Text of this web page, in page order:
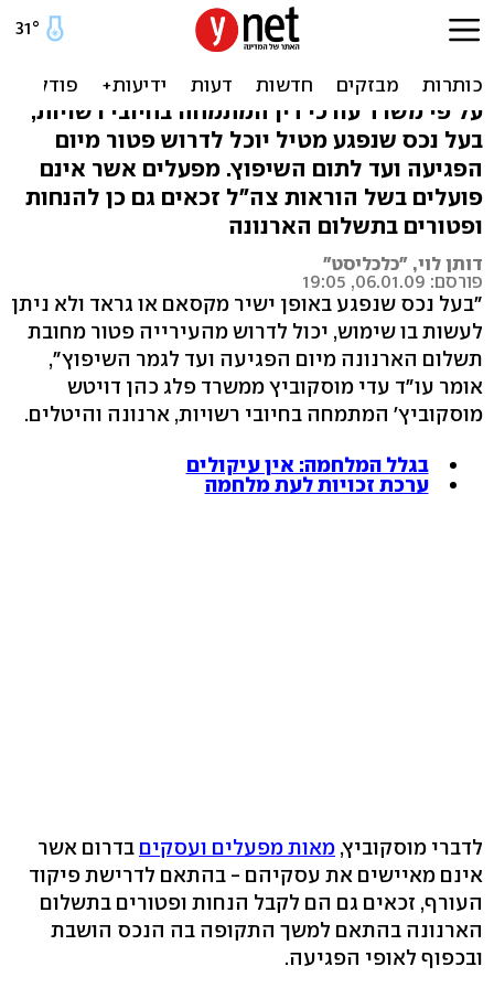
ביתך נפגע מטיל? אולי תקבל
פטור מארנונה
על פי משרד עורכי דין המתמחה בחיובי רשויות,
בעל נכס שנפגע מטיל יוכל לדרוש פטור מיום
הפגיעה ועד לתום השיפוץ. מפעלים אשר אינם
פועלים בשל הוראות צה"ל זכאים גם כן להנחות
ופטורים בתשלום הארנונה
דותן לוי, "כלכליסט"
פורסם: 06.01.09, 19:05
"בעל נכס שנפגע באופן ישיר מקסאם או גראד ולא ניתן
לעשות בו שימוש, יכול לדרוש מהעירייה פטור מחובת
תשלום הארנונה מיום הפגיעה ועד לגמר השיפוץ",
אומר עו"ד עדי מוסקוביץ ממשרד פלג כהן דויטש
מוסקוביץ' המתמחה בחיובי רשויות, ארנונה והיטלים.
בגלל המלחמה: אין עיקולים
ערכת זכויות לעת מלחמה
לדברי מוסקוביץ, מאות מפעלים ועסקים בדרום אשר
אינם מאיישים את עסקיהם - בהתאם לדרישת פיקוד
העורף, זכאים גם הם לקבל הנחות ופטורים בתשלום
הארנונה בהתאם למשך התקופה בה הנכס הושבת
ובכפוף לאופי הפגיעה.